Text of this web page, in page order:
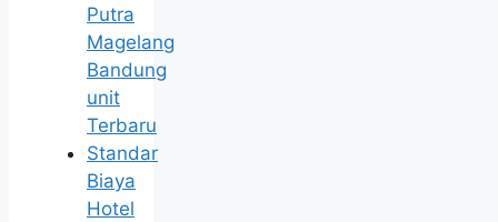
Putra
Magelang
Bandung
unit
Terbaru
Standar
Biaya
Hotel